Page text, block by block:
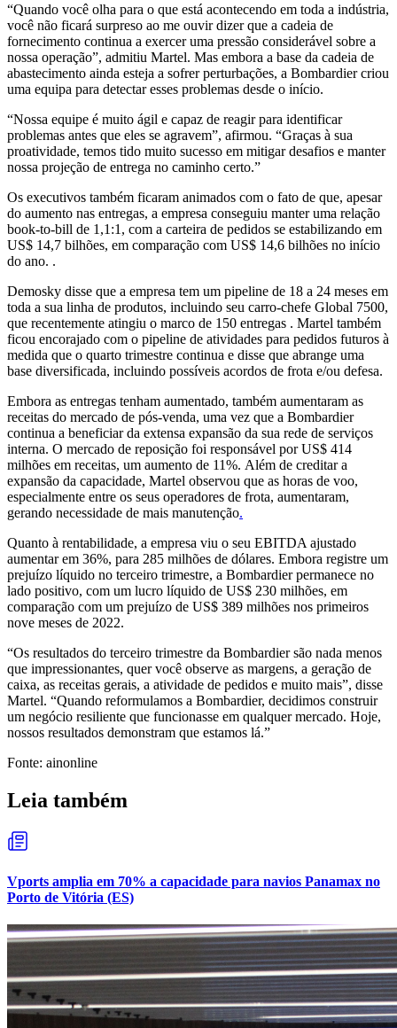
“Quando você olha para o que está acontecendo em toda a indústria,
você não ficará surpreso ao me ouvir dizer que a cadeia de
fornecimento continua a exercer uma pressão considerável sobre a
nossa operação”, admitiu Martel. Mas embora a base da cadeia de
abastecimento ainda esteja a sofrer perturbações, a Bombardier criou
uma equipa para detectar esses problemas desde o início.
“Nossa equipe é muito ágil e capaz de reagir para identificar
problemas antes que eles se agravem”, afirmou. “Graças à sua
proatividade, temos tido muito sucesso em mitigar desafios e manter
nossa projeção de entrega no caminho certo.”
Os executivos também ficaram animados com o fato de que, apesar
do aumento nas entregas, a empresa conseguiu manter uma relação
book-to-bill de 1,1:1, com a carteira de pedidos se estabilizando em
US$ 14,7 bilhões, em comparação com US$ 14,6 bilhões no início
do ano. .
Demosky disse que a empresa tem um pipeline de 18 a 24 meses em
toda a sua linha de produtos, incluindo seu carro-chefe Global 7500,
que recentemente atingiu o marco de 150 entregas . Martel também
ficou encorajado com o pipeline de atividades para pedidos futuros à
medida que o quarto trimestre continua e disse que abrange uma
base diversificada, incluindo possíveis acordos de frota e/ou defesa.
Embora as entregas tenham aumentado, também aumentaram as
receitas do mercado de pós-venda, uma vez que a Bombardier
continua a beneficiar da extensa expansão da sua rede de serviços
interna. O mercado de reposição foi responsável por US$ 414
milhões em receitas, um aumento de 11%. Além de creditar a
expansão da capacidade, Martel observou que as horas de voo,
especialmente entre os seus operadores de frota, aumentaram,
gerando necessidade de mais manutenção.
Quanto à rentabilidade, a empresa viu o seu EBITDA ajustado
aumentar em 36%, para 285 milhões de dólares. Embora registre um
prejuízo líquido no terceiro trimestre, a Bombardier permanece no
lado positivo, com um lucro líquido de US$ 230 milhões, em
comparação com um prejuízo de US$ 389 milhões nos primeiros
nove meses de 2022.
“Os resultados do terceiro trimestre da Bombardier são nada menos
que impressionantes, quer você observe as margens, a geração de
caixa, as receitas gerais, a atividade de pedidos e muito mais”, disse
Martel. “Quando reformulamos a Bombardier, decidimos construir
um negócio resiliente que funcionasse em qualquer mercado. Hoje,
nossos resultados demonstram que estamos lá.”
Fonte: ainonline
Leia também
Vports amplia em 70% a capacidade para navios Panamax no
Porto de Vitória (ES)